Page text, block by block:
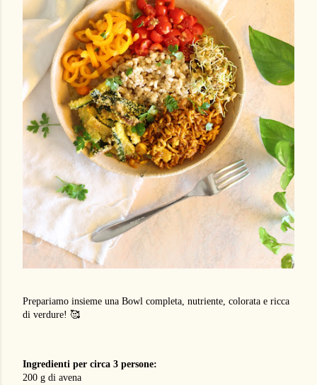
Prepariamo insieme una Bowl completa, nutriente, colorata e ricca
di verdure! 🥰
Ingredienti per circa 3 persone:
200 g di avena